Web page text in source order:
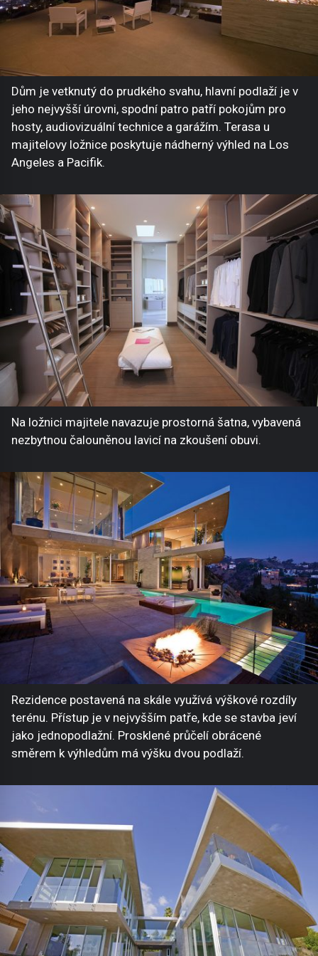
Dům je vetknutý do prudkého svahu, hlavní podlaží je v
jeho nejvyšší úrovni, spodní patro patří pokojům pro
hosty, audiovizuální technice a garážím. Terasa u
majitelovy ložnice poskytuje nádherný výhled na Los
Angeles a Pacifik.
Na ložnici majitele navazuje prostorná šatna, vybavená
nezbytnou čalouněnou lavicí na zkoušení obuvi.
Rezidence postavená na skále využívá výškové rozdíly
terénu. Přístup je v nejvyšším patře, kde se stavba jeví
jako jednopodlažní. Prosklené průčelí obrácené
směrem k výhledům má výšku dvou podlaží.